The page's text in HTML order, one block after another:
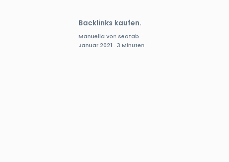
Backlinks kaufen.
Manuella von seotab
Januar 2021 . 3 Minuten